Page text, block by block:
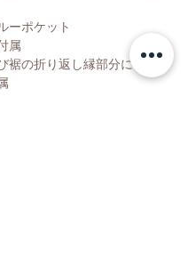
ーポケット
属
裾の折り返し縁部分に伸縮自